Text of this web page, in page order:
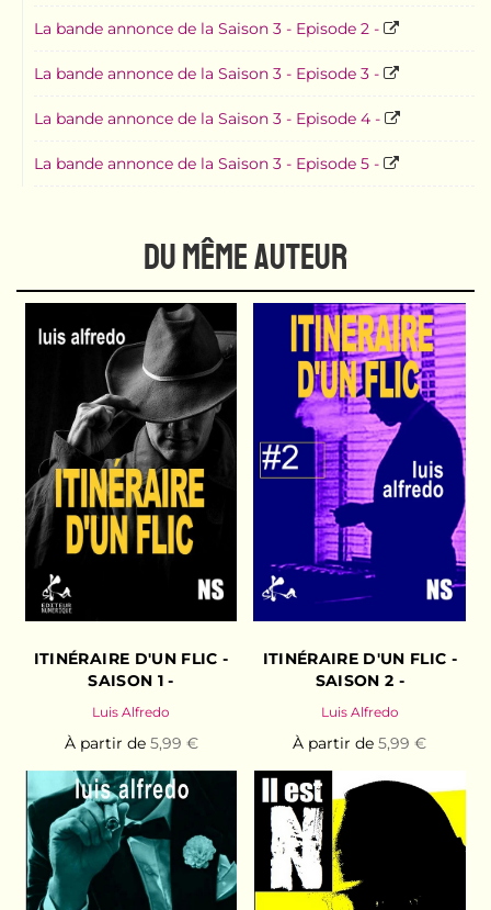
La bande annonce de la Saison 3 - Episode 2 -
La bande annonce de la Saison 3 - Episode 3 -
La bande annonce de la Saison 3 - Episode 4 -
La bande annonce de la Saison 3 - Episode 5 -
DU MÊME AUTEUR
ITINÉRAIRE D'UN FLIC -
SAISON 1 -
Luis Alfredo
À partir de 5,99 €
ITINÉRAIRE D'UN FLIC -
SAISON 2 -
Luis Alfredo
À partir de5,99 €